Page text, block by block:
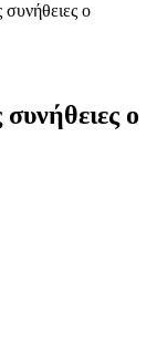
συνήθειες ο
ο